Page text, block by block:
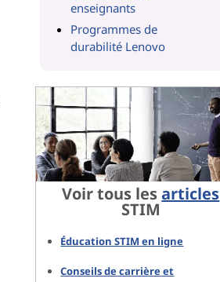
enseignants
Programmes de
durabilité Lenovo
Voir tous lesarticles
STIM
Éducation STIM en ligne
Conseils de carrière et